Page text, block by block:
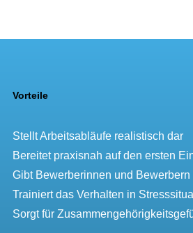
Vorteile
Stellt Arbeitsabläufe realistisch dar
Bereitet praxisnah auf den ersten
Gibt Bewerberinnen und
Trainiert das Verhalten in
Sorgt für